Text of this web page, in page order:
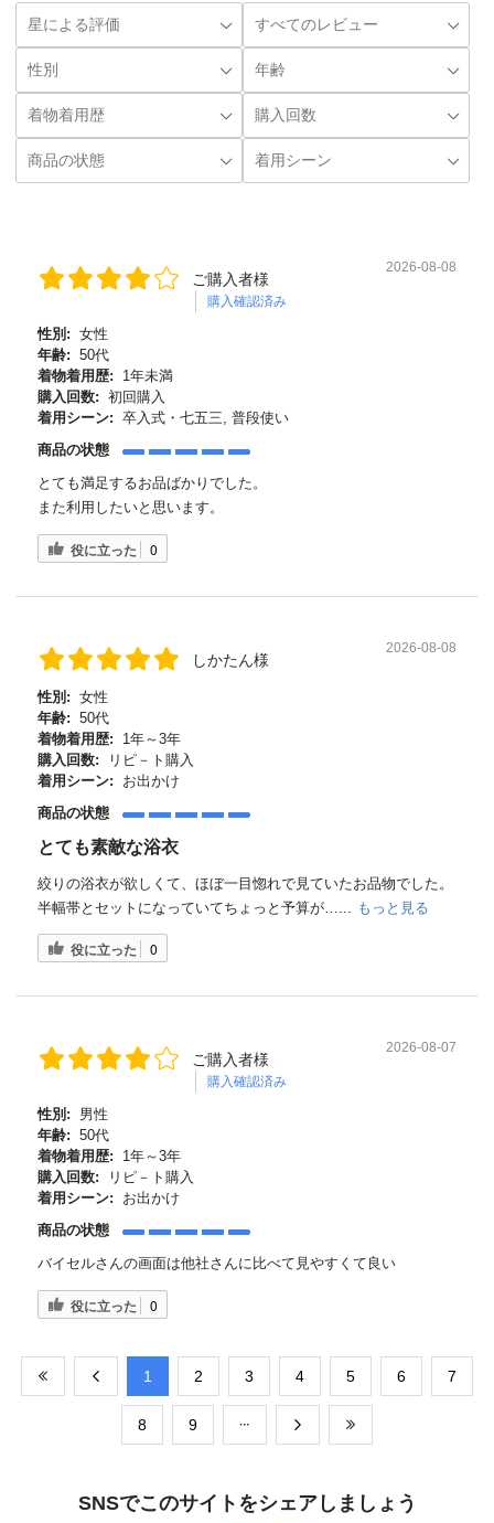
ご購入者様
購入確認済み
2026-08-08
性別: 女性
年齢: 50代
着物着用歴:
1年未満
購入回数: 初回購入
着用シーン: 卒入式・七五三, 普段使い
商品の状態
とても満足するお品ばかりでした。
また利用したいと思います。
役に立った 0
しかたん様
2026-08-08
性別: 女性
年齢: 50代
着物着用歴:
1年～3年
購入回数:
リピ－ト購入
着用シーン:
お出かけ
商品の状態
とても素敵な浴衣
絞りの浴衣が欲しくて、ほぼ一目惚れで見ていたお品物でした。
半幅帯とセットになっていてちょっと予算が…...
もっと見る
役に立った 0
ご購入者様
購入確認済み
2026-08-07
性別:
男性
年齢: 50代
着物着用歴:
1年～3年
購入回数:
リピ－ト購入
着用シーン:
お出かけ
商品の状態
バイセルさんの画面は他社さんに比べて見やすくて良い
役に立った 0
​1 ​2 ​3 ​4 ​5 ​6 ​7
​8 ​9
SNSでこのサイトをシェアしましょう